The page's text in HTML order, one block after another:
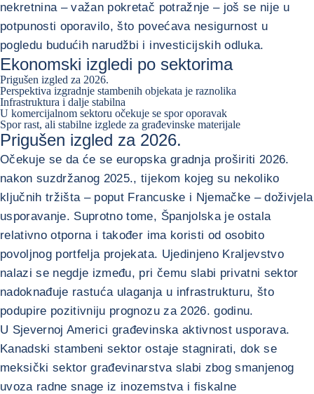
nekretnina – važan pokretač potražnje – još se nije u
potpunosti oporavilo, što povećava nesigurnost u
pogledu budućih narudžbi i investicijskih odluka.
Ekonomski izgledi po sektorima
Prigušen izgled za 2026.
Perspektiva izgradnje stambenih objekata je raznolika
Infrastruktura i dalje stabilna
U komercijalnom sektoru očekuje se spor oporavak
Spor rast, ali stabilne izglede za građevinske materijale
Prigušen izgled za 2026.
Očekuje se da će se europska gradnja proširiti 2026.
nakon suzdržanog 2025., tijekom kojeg su nekoliko
ključnih tržišta – poput Francuske i Njemačke – doživjela
usporavanje. Suprotno tome, Španjolska je ostala
relativno otporna i također ima koristi od osobito
povoljnog portfelja projekata. Ujedinjeno Kraljevstvo
nalazi se negdje između, pri čemu slabi privatni sektor
nadoknađuje rastuća ulaganja u infrastrukturu, što
podupire pozitivniju prognozu za 2026. godinu.
U Sjevernoj Americi građevinska aktivnost usporava.
Kanadski stambeni sektor ostaje stagnirati, dok se
meksički sektor građevinarstva slabi zbog smanjenog
uvoza radne snage iz inozemstva i fiskalne